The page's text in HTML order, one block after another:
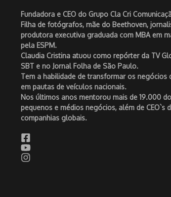
Fundadora e CEO do Grupo Cla Cri
Filha de fotógrafos, mãe do Beethoven,
produtora executiva graduada com MBA em
pela ESPM.
Claudia Cristina atuou como repórter da TV
SBT e no Jornal Folha de São Paulo.
Tem a habilidade de transformar os negócios
em pautas de veículos nacionais.
Nos últimos anos mentorou mais de 19.000
pequenos e médios negócios, além de CEO`s
companhias globais.